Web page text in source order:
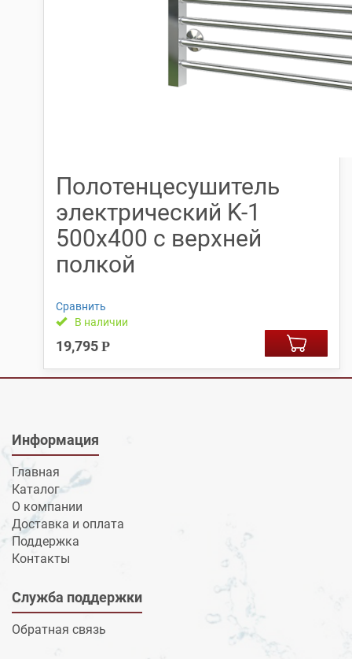
Полотенцесушитель
электрический K-1
500х400 с верхней
полкой
Сравнить
В наличии
19,795 Р
Информация
Главная
Каталог
О компании
Доставка и оплата
Поддержка
Контакты
Служба поддержки
Обратная связь